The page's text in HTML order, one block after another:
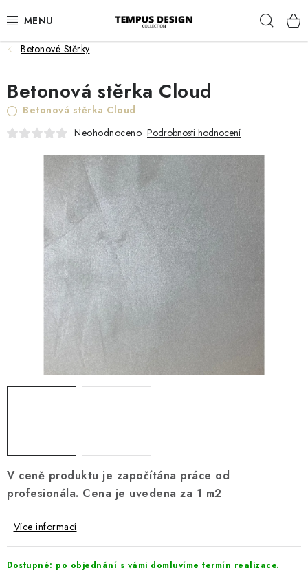
na
OBÝVACÍ POKOJ
KUCHYNĚ A JÍDELNA
LOŽNICE
DĚTSKÝ POKOJ
PRACOVNA
ZAHRADA
DOPLŇKY
NÁVRH KUCHYNĚ
O nás Showroom a kontakt
Betonové Stěrky
V ceně produktu je započítána práce od
profesionála. Cena je uvedena za 1 m2
Více informací
Dostupné: po objednání s vámi domluvíme termín realizace.
Betonová stěrka Cloud
Betonová stěrka Cloud
Neohodnoceno Podrobnosti hodnocení